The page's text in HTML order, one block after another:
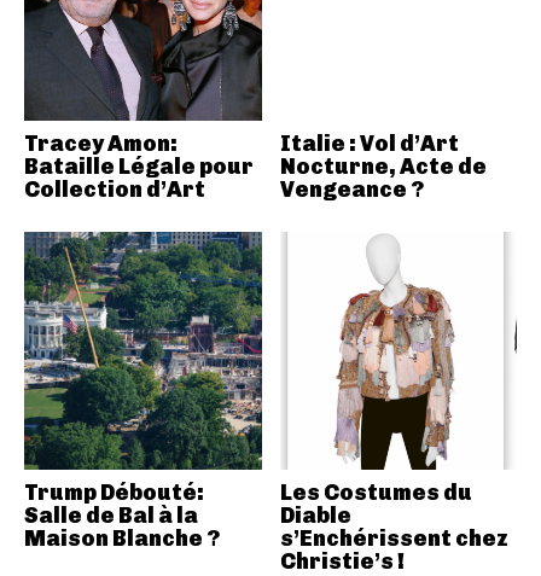
Tracey Amon:
Bataille Légale pour
Collection d’Art
Italie : Vol d’Art
Nocturne, Acte de
Vengeance ?
Trump Débouté:
Salle de Bal à la
Maison Blanche ?
Les Costumes du
Diable
s’Enchérissent chez
Christie’s !